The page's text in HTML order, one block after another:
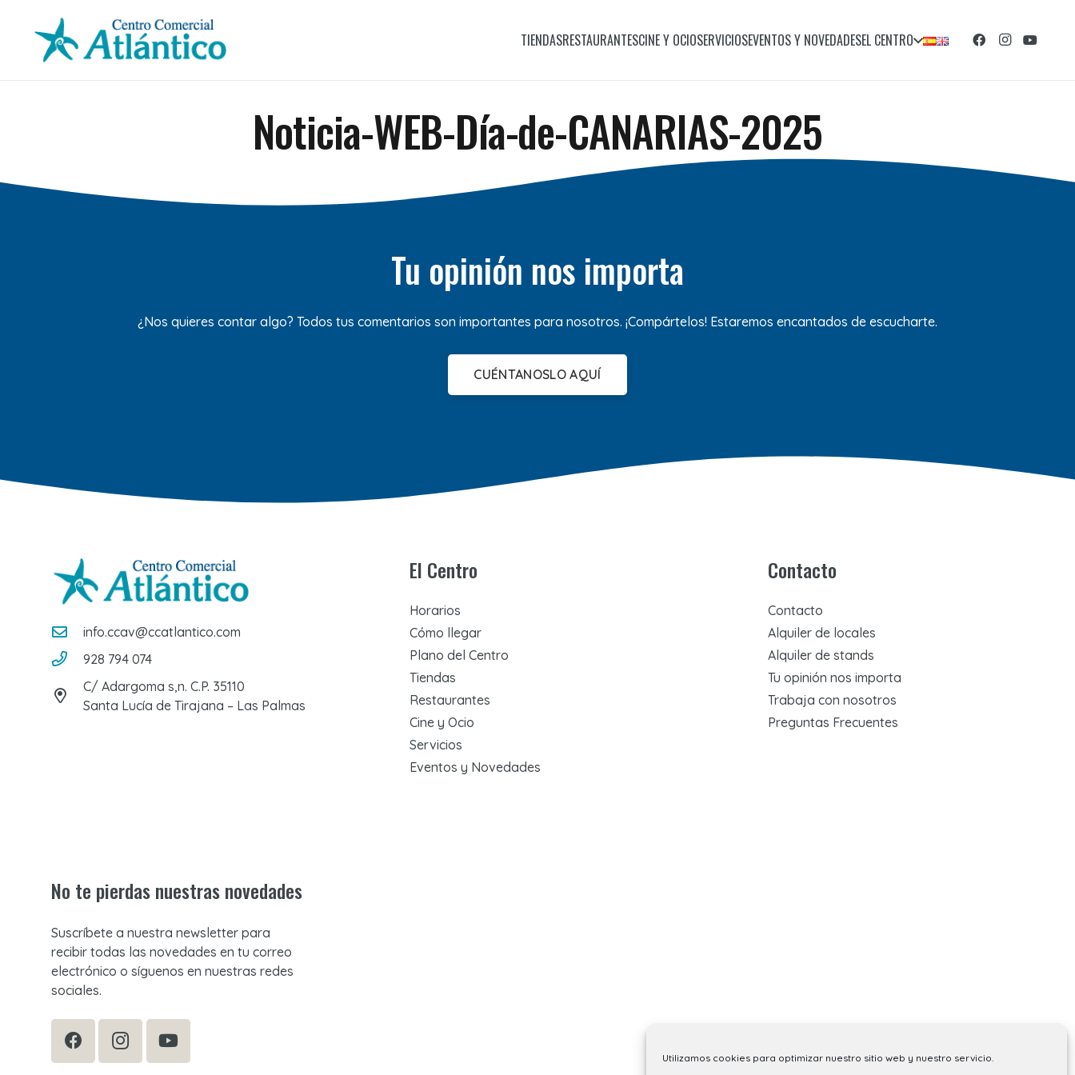
Utilizamos cookies para optimizar nuestro sitio web y nuestro servicio.
TIENDASRESTAURANTESCINE Y OCIOSERVICIOSEVENTOS Y NOVEDADESEL CENTRO
Noticia-WEB-Día-de-CANARIAS-2025
Tu opinión nos importa
¿Nos quieres contar algo? Todos tus comentarios son importantes para nosotros. ¡Compártelos! Estaremos encantados de escucharte.
CUÉNTANOSLO AQUÍ
info.ccav@ccatlantico.com
928 794 074
C/ Adargoma s,n. C.P. 35110
Santa Lucía de Tirajana – Las Palmas
El Centro
Horarios
Cómo llegar
Plano del Centro
Tiendas
Restaurantes
Cine y Ocio
Servicios
Eventos y Novedades
Contacto
Contacto
Alquiler de locales
Alquiler de stands
Tu opinión nos importa
Trabaja con nosotros
Preguntas Frecuentes
No te pierdas nuestras novedades
Suscríbete a nuestra newsletter para
recibir todas las novedades en tu correo
electrónico o síguenos en nuestras redes
sociales.